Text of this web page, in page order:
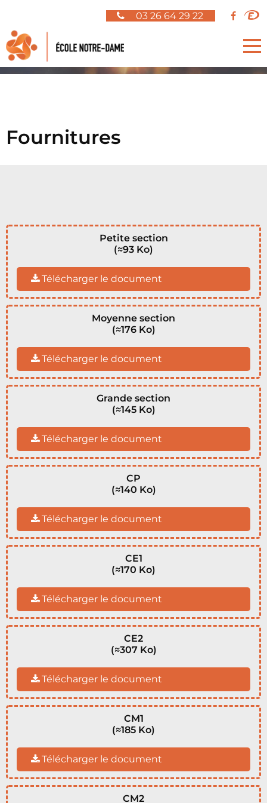
03 26 64 29 22
Fournitures
Petite section
(≈93 Ko)
Télécharger le document
Moyenne section
(≈176 Ko)
Télécharger le document
Grande section
(≈145 Ko)
Télécharger le document
CP
(≈140 Ko)
Télécharger le document
CE1
(≈170 Ko)
Télécharger le document
CE2
(≈307 Ko)
Télécharger le document
CM1
(≈185 Ko)
Télécharger le document
CM2